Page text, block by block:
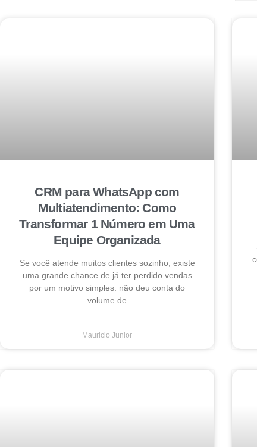
CRM para WhatsApp com
Multiatendimento: Como
Transformar 1 Número em Uma
Equipe Organizada
Se você atende muitos clientes sozinho, existe
uma grande chance de já ter perdido vendas
por um motivo simples: não deu conta do
volume de
Mauricio Junior